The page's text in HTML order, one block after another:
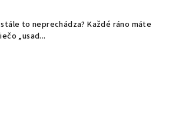
to neprechádza? Každé ráno máte
„usad...